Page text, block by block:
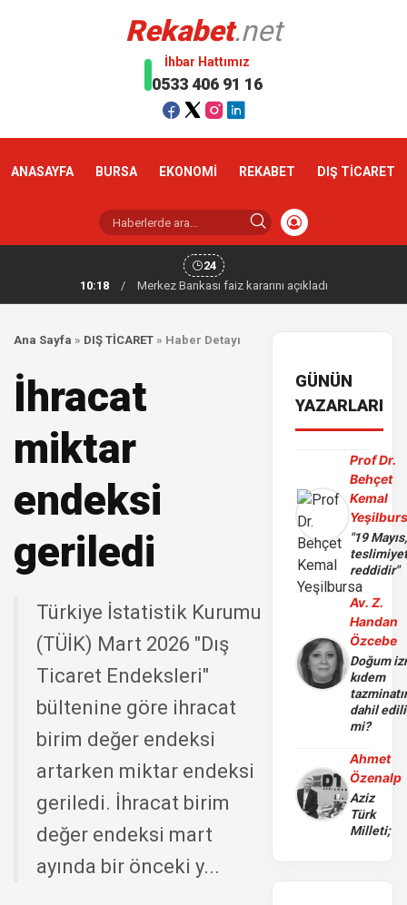
Rekabet.net
İhbar Hattımız
0533 406 91 16
ANASAYFA BURSA EKONOMİ REKABET DIŞ TİCARET
24
10:18
/ Merkez Bankası faiz kararını açıkladı
Ana Sayfa » DIŞ TİCARET » Haber Detayı
İhracat
miktar
endeksi
geriledi
Türkiye İstatistik Kurumu
(TÜİK) Mart 2026 "Dış
Ticaret Endeksleri"
bültenine göre ihracat
birim değer endeksi
artarken miktar endeksi
geriledi. İhracat birim
değer endeksi mart
ayında bir önceki y...
GÜNÜN
YAZARLARI
Prof Dr.
Behçet
Kemal
"19 Mayıs,
reddidir"
Av. Z.
Handan
Özcebe
Doğum
kıdem
dahil
mi?
Ahmet
Özenalp
Aziz
Türk
Milleti;